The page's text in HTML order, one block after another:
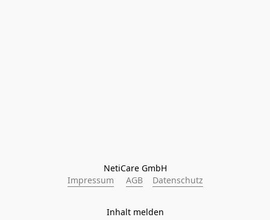
NetiCare GmbH
Impressum
AGB Datenschutz
Inhalt melden